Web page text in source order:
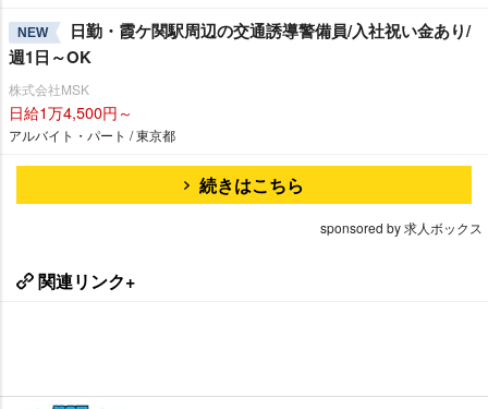
NEW
日勤・霞ケ関駅周辺の交通誘導警備員/入社祝い金あり/
週1日～OK
株式会社MSK
日給1万4,500円～
アルバイト・パート / 東京都
続きはこちら
sponsored by 求人ボックス
関連リンク+